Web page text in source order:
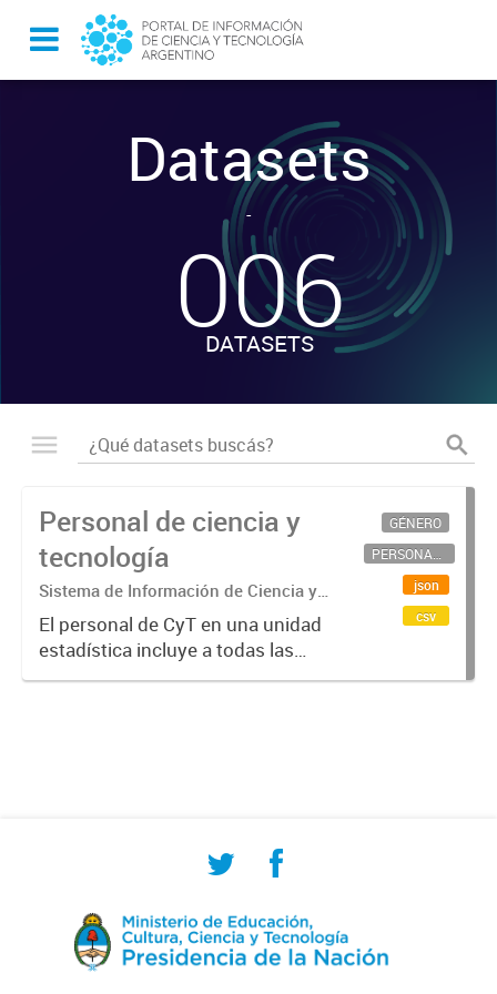
Datasets
-
006
DATASETS
Personal de ciencia y
tecnología
Sistema de Información de Ciencia y
Tecnología Argentino (SICYTAR)
El personal de CyT en una unidad
estadística incluye a todas las
personas involucradas
GÉNERO
PERSONAL CIENTÍFICO-TECNOLÓGICO
json
csv